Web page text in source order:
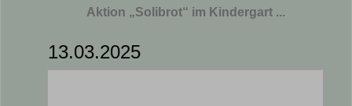
Aktion „Solibrot“ im Kindergart ...
13.03.2025